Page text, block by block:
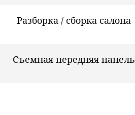
Разборка / сборка салона
Съемная передняя панель